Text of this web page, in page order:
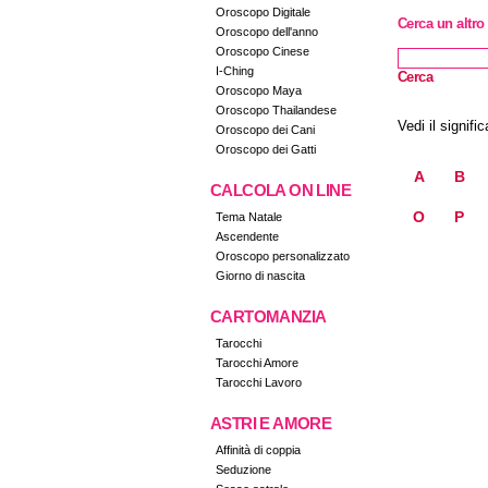
Oroscopo Digitale
Oroscopo dell'anno
Oroscopo Cinese
I-Ching
Oroscopo Maya
Oroscopo Thailandese
Oroscopo dei Cani
Oroscopo dei Gatti
CALCOLA ON LINE
Tema Natale
Ascendente
Oroscopo personalizzato
Giorno di nascita
CARTOMANZIA
Tarocchi
Tarocchi Amore
Tarocchi Lavoro
ASTRI E AMORE
Affinità di coppia
Seduzione
Cerca un
Cerca
Vedi il
A B
O P